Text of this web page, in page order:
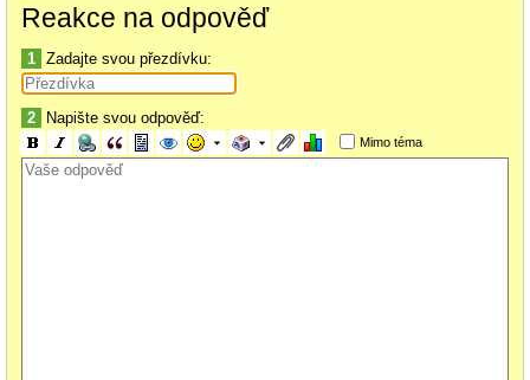
Reakce na odpověď
1 Zadajte svou přezdívku:
2 Napište svou odpověď:
Mimo téma